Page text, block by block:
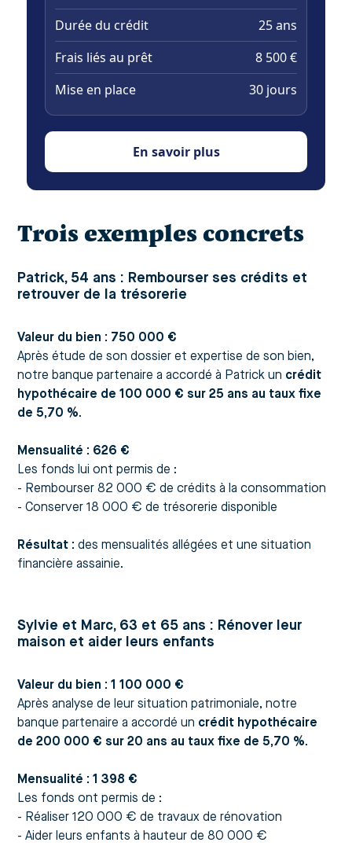
Durée du crédit
25 ans
Frais liés au prêt
8 500 €
Mise en place
30 jours
En savoir plus
Trois exemples concrets
Patrick, 54 ans : Rembourser ses crédits et
retrouver de la trésorerie
Valeur du bien : 750 000 €
Après étude de son dossier et expertise de son bien,
notre banque partenaire a accordé à Patrick un crédit
hypothécaire de 100 000 € sur 25 ans au taux fixe
de 5,70 %.
Mensualité : 626 €
Les fonds lui ont permis de :
- Rembourser 82 000 € de crédits à la consommation
- Conserver 18 000 € de trésorerie disponible
Résultat : des mensualités allégées et une situation
financière assainie.
Sylvie et Marc, 63 et 65 ans : Rénover leur
maison et aider leurs enfants
Valeur du bien : 1 100 000 €
Après analyse de leur situation patrimoniale, notre
banque partenaire a accordé un crédit hypothécaire
de 200 000 € sur 20 ans au taux fixe de 5,70 %.
Mensualité : 1 398 €
Les fonds ont permis de :
- Réaliser 120 000 € de travaux de rénovation
- Aider leurs enfants à hauteur de 80 000 €